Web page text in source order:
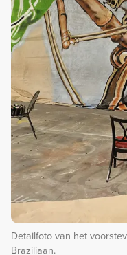
Detailfoto van het
Braziliaan.